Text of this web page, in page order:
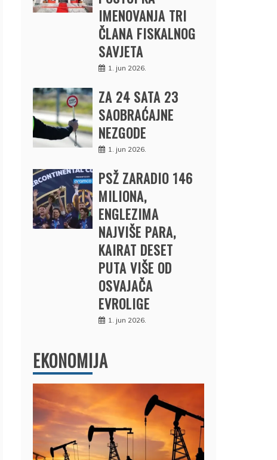
IMENOVANJA TRI
ČLANA FISKALNOG
SAVJETA
1. jun 2026.
ZA 24 SATA 23
SAOBRAĆAJNE
NEZGODE
1. jun 2026.
PSŽ ZARADIO 146
MILIONA,
ENGLEZIMA
NAJVIŠE PARA,
KAIRAT DESET
PUTA VIŠE OD
OSVAJAČA
EVROLIGE
1. jun 2026.
EKONOMIJA